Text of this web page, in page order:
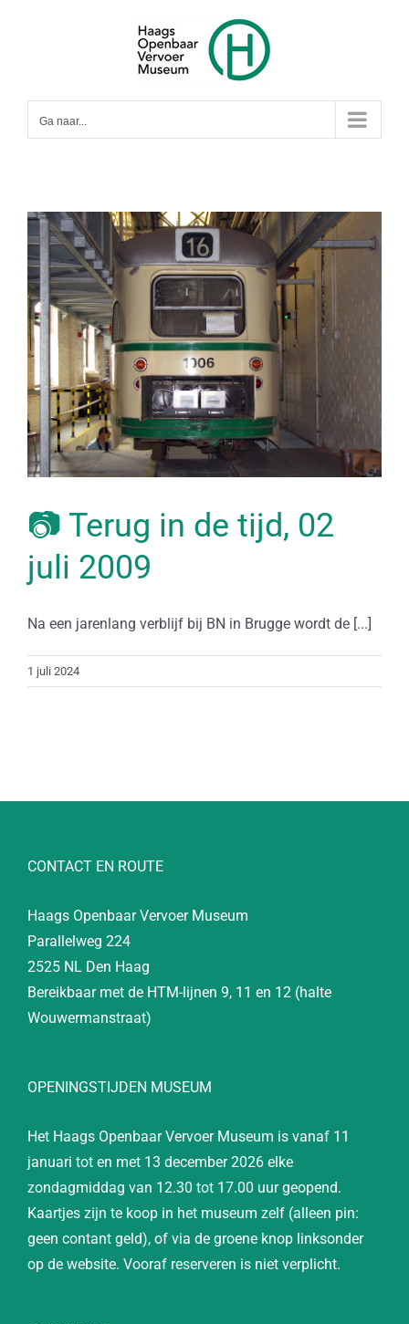
Ga naar...
📷 Terug in de tijd, 02
juli 2009
Na een jarenlang verblijf bij BN in Brugge wordt de [...]
1 juli 2024
CONTACT EN ROUTE
Haags Openbaar Vervoer Museum
Parallelweg 224
2525 NL Den Haag
Bereikbaar met de HTM-lijnen 9, 11 en 12 (halte
Wouwermanstraat)
OPENINGSTIJDEN MUSEUM
Het Haags Openbaar Vervoer Museum is vanaf 11
januari tot en met 13 december 2026 elke
zondagmiddag van 12.30 tot 17.00 uur geopend.
Kaartjes zijn te koop in het museum zelf (alleen pin:
geen contant geld), of via de groene knop linksonder
op de website. Vooraf reserveren is niet verplicht.